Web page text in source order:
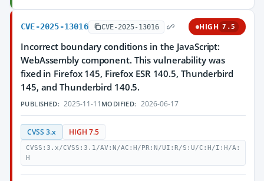
CVE-2025-13016 CVE-2025-13016 HIGH 7.5
Incorrect boundary conditions in the JavaScript:
WebAssembly component. This vulnerability was
fixed in Firefox 145, Firefox ESR 140.5, Thunderbird
145, and Thunderbird 140.5.
PUBLISHED: 2025-11-11 MODIFIED: 2026-06-17
CVSS 3.x HIGH 7.5
CVSS:3.x/CVSS:3.1/AV:N/AC:H/PR:N/UI:R/S:U/C:H/I:H/A:
H